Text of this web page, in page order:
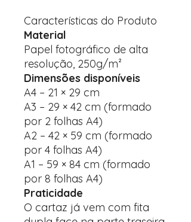
Características do Produto
Material
Papel fotográfico de alta
resolução, 250g/m²
Dimensões disponíveis
A4 – 21 × 29 cm
A3 – 29 × 42 cm (formado
por 2 folhas A4)
A2 – 42 × 59 cm (formado
por 4 folhas A4)
A1 – 59 × 84 cm (formado
por 8 folhas A4)
Praticidade
O cartaz já vem com fita